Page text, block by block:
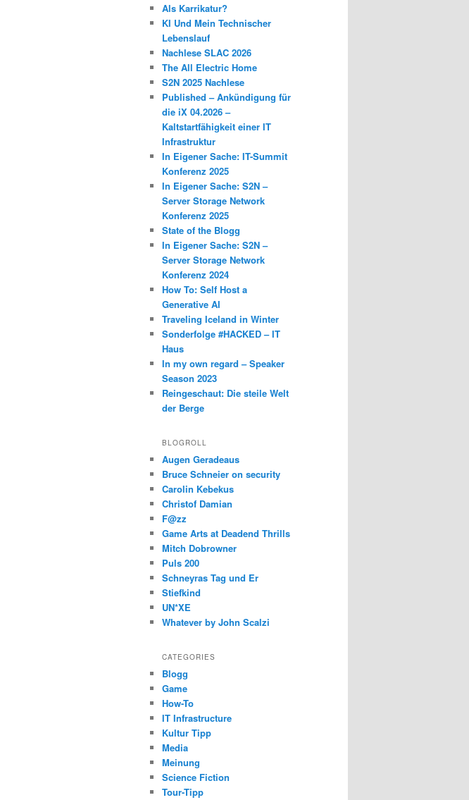
Als Karrikatur?
KI Und Mein Technischer
Lebenslauf
Nachlese SLAC 2026
The All Electric Home
S2N 2025 Nachlese
Published – Ankündigung für
die iX 04.2026 –
Kaltstartfähigkeit einer IT
Infrastruktur
In Eigener Sache: IT-Summit
Konferenz 2025
In Eigener Sache: S2N –
Server Storage Network
Konferenz 2025
State of the Blogg
In Eigener Sache: S2N –
Server Storage Network
Konferenz 2024
How To: Self Host a
Generative AI
Traveling Iceland in Winter
Sonderfolge #HACKED – IT
Haus
In my own regard – Speaker
Season 2023
Reingeschaut: Die steile Welt
der Berge
BLOGROLL
Augen Geradeaus
Bruce Schneier on security
Carolin Kebekus
Christof Damian
F@zz
Game Arts at Deadend Thrills
Mitch Dobrowner
Puls 200
Schneyras Tag und Er
Stiefkind
UN*XE
Whatever by John Scalzi
CATEGORIES
Blogg
Game
How-To
IT Infrastructure
Kultur Tipp
Media
Meinung
Science Fiction
Tour-Tipp